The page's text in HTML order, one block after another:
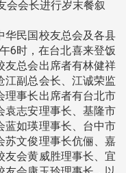
会会长进行岁末餐叙
民国校友总会及各县
6时，在台北喜来登饭
友总会出席者有林健祥
江副总会长、江诚荣监
理事长出席者有台北市
袁志安理事长、基隆市
蓝如瑛理事长、台中市
苏文俊理事长伉俪、嘉
友会黄威胜理事长、宜